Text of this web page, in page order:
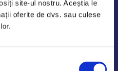
site-ul nostru. Aceștia le
oferite de dvs. sau culese
14:00